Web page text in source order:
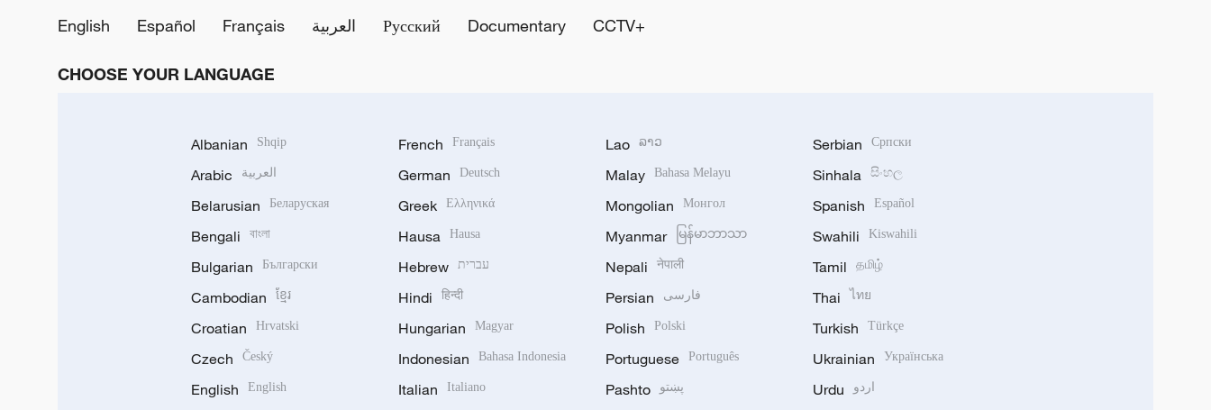
English
Español Français العربية Русский Documentary CCTV+
CHOOSE YOUR LANGUAGE
Albanian Shqip
Arabic العربية
Belarusian Беларуская
Bengali বাংলা
Bulgarian Български
Cambodian ខ្មែរ
Croatian Hrvatski
Czech Český
English English
French Français
German Deutsch
Greek Ελληνικά
Hausa Hausa
Hebrew עברית
Hindi हिन्दी
Hungarian Magyar
Indonesian Bahasa Indonesia
Italian Italiano
Lao ລາວ
Malay Bahasa Melayu
Mongolian Монгол
Myanmar မြန်မာဘာသာ
Nepali नेपाली
Persian فارسی
Polish Polski
Portuguese Português
Pashto پښتو
Serbian Српски
Sinhala සිංහල
Spanish Español
Swahili Kiswahili
Tamil தமிழ்
Thai ไทย
Turkish Türkçe
Ukrainian Українська
Urdu اردو